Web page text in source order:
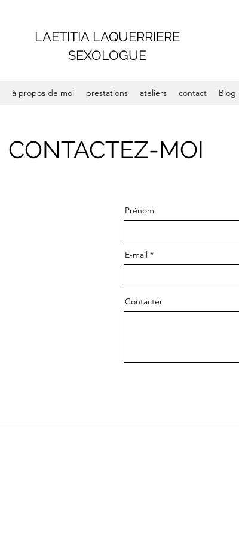
LAETITIA LAQUERRIERE
SEXOLOGUE
à propos de moi prestations ateliers contact Blog
CONTACTEZ-MOI
Prénom
E-mail
Contacter